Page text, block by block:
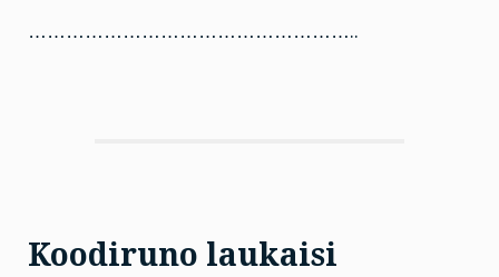
……………………………………………..
Koodiruno laukaisi